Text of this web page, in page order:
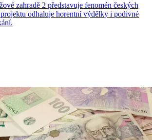
zahradě 2 představuje fenomén českých
odhaluje horentní výdělky i podivné